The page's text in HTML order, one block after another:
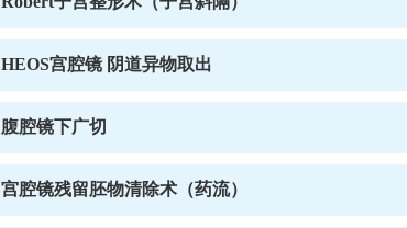
HEOS宫腔镜 阴道异物取出
腹腔镜下广切
宫腔镜残留胚物清除术（药流）